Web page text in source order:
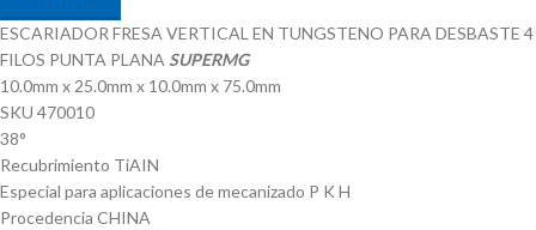
ESCARIADOR FRESA VERTICAL EN TUNGSTENO PARA DESBASTE 4
FILOS PUNTA PLANA SUPERMG
10.0mm x 25.0mm x 10.0mm x 75.0mm
SKU 470010
38°
Recubrimiento TiAIN
Especial para aplicaciones de mecanizado P K H
Procedencia CHINA